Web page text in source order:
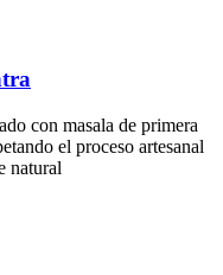
con masala de primera
el proceso artesanal
natural